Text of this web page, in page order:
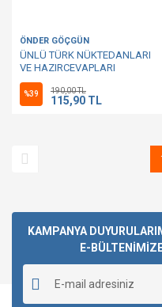
ÖNDER GÖÇGÜN
ÜNLÜ TÜRK NÜKTEDANLARI
VE HAZIRCEVAPLARI
%39 190,00 TL
115,90 TL
KAMPANYA
E-